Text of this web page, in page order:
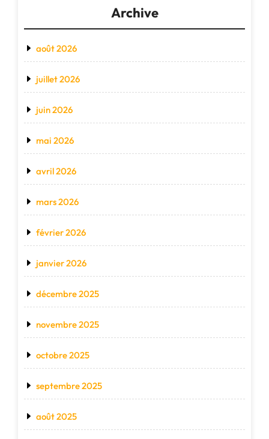
Archive
août 2026
juillet 2026
juin 2026
mai 2026
avril 2026
mars 2026
février 2026
janvier 2026
décembre 2025
novembre 2025
octobre 2025
septembre 2025
août 2025